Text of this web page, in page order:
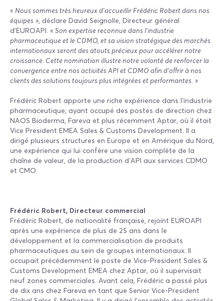
« Nous sommes très heureux d'accueillir Frédéric Robert dans nos
équipes », déclare David Seignolle, Directeur général
d'EUROAPI. « Son expertise reconnue dans l'industrie
pharmaceutique et le CDMO, et sa vision stratégique des marchés
internationaux seront des atouts précieux pour accélérer notre
croissance. Cette nomination illustre notre volonté de renforcer la
convergence entre nos activités API et CDMO afin d'offrir à nos
clients des solutions toujours plus intégrées et performantes. »
Frédéric Robert apporte une riche expérience dans l'industrie
pharmaceutique, ayant occupé des postes de direction chez
NAOS Bioderma, Fareva et plus récemment Aptar, où il était
Vice President EMEA Sales & Customs Development. Il a
dirigé plusieurs structures en Europe et en Amérique du Nord,
une expérience qui lui confère une vision complète de la
chaîne de valeur, de la production d’API aux services CDMO
et CMO.
Frédéric Robert, Directeur commercial
Frédéric Robert, de nationalité française, rejoint EUROAPI
après une expérience de plus de 25 ans dans le
développement et la commercialisation de produits
pharmaceutiques au sein de groupes internationaux. Il
occupait précédemment le poste de Vice-President Sales &
Customs Development EMEA chez Aptar, où il supervisait
neuf zones commerciales. Avant cela, Frédéric a passé plus
de dix ans chez Fareva en tant que Senior Vice-President